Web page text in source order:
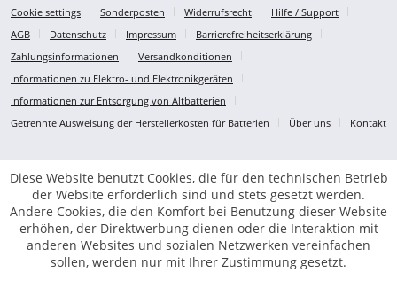
Cookie settings
Sonderposten Widerrufsrecht
Hilfe / Support
AGB
Datenschutz Impressum
Barrierefreiheitserklärung
Zahlungsinformationen
Versandkonditionen
Informationen zu Elektro- und Elektronikgeräten
Informationen zur Entsorgung von Altbatterien
Getrennte Ausweisung der Herstellerkosten für Batterien
Über uns Kontakt
Diese Website benutzt Cookies, die für den technischen Betrieb
der Website erforderlich sind und stets gesetzt werden.
Andere Cookies, die den Komfort bei Benutzung dieser Website
erhöhen, der Direktwerbung dienen oder die Interaktion mit
anderen Websites und sozialen Netzwerken vereinfachen
sollen, werden nur mit Ihrer Zustimmung gesetzt.